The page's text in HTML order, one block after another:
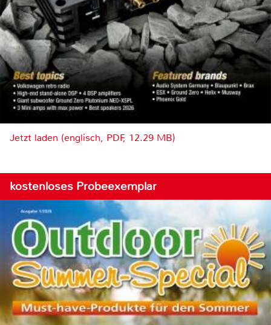
Jetzt laden (englisch, PDF, 12.29 MB)
kostenloses Probeexemplar